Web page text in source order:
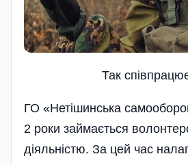
Так
ГО «Нетішинська
2 роки займається
діяльністю. За цей час